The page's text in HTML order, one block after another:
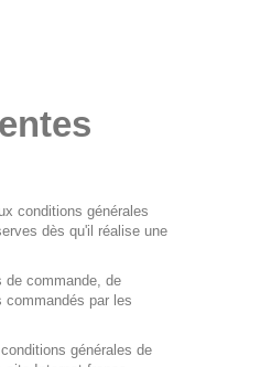
conditions générales
dès qu'il réalise une
de commande, de
commandés par les
générales de